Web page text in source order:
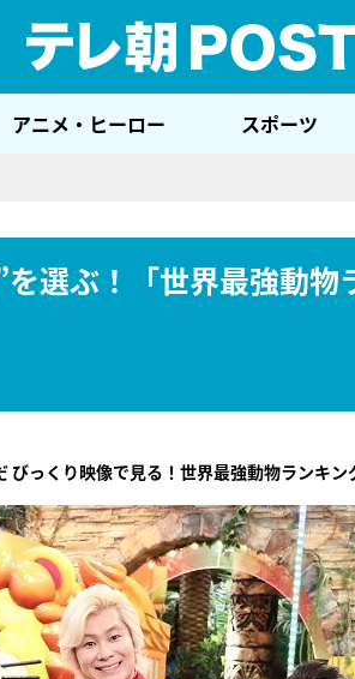
アニメ・ヒーロー スポーツ
選ぶ！「世界最強動物
びっくり映像で見る！世界最強動物ランキン
『アイ＝ラ
E齋藤樹愛
ビュー